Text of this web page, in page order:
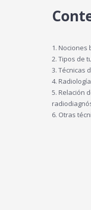
1.
2. Tipos de
3. Técnicas
4.
5. Relación
6. Otras